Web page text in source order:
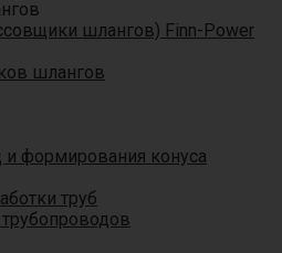
шлангов) Finn-Power
шлангов
формирования конуса
труб